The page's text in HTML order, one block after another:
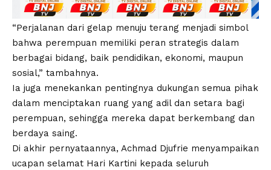
“Perjalanan dari gelap menuju terang menjadi simbol
bahwa perempuan memiliki peran strategis dalam
berbagai bidang, baik pendidikan, ekonomi, maupun
sosial,” tambahnya.
Ia juga menekankan pentingnya dukungan semua pihak
dalam menciptakan ruang yang adil dan setara bagi
perempuan, sehingga mereka dapat berkembang dan
berdaya saing.
Di akhir pernyataannya, Achmad Djufrie menyampaikan
ucapan selamat Hari Kartini kepada seluruh